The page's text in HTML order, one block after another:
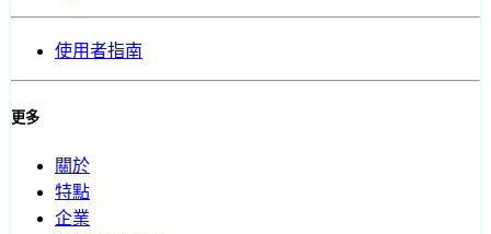
使用者指南
更多
關於
特點
企業